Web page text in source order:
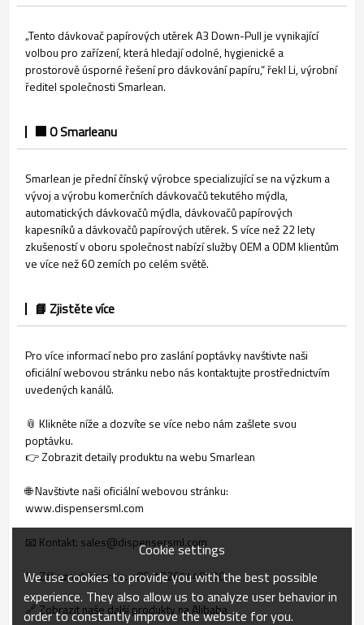
„Tento dávkovač papírových utěrek A3 Down-Pull je vynikající
volbou pro zařízení, která hledají odolné, hygienické a
prostorově úsporné řešení pro dávkování papíru,“ řekl Li, výrobní
ředitel společnosti Smarlean.
🏢 O Smarleanu
Smarlean je přední čínský výrobce specializující se na výzkum a
vývoj a výrobu komerčních dávkovačů tekutého mýdla,
automatických dávkovačů mýdla, dávkovačů papírových
kapesníků a dávkovačů papírových utěrek. S více než 22 lety
zkušeností v oboru společnost nabízí služby OEM a ODM klientům
ve více než 60 zemích po celém světě.
📘 Zjistěte více
Pro více informací nebo pro zaslání poptávky navštivte naši
oficiální webovou stránku nebo nás kontaktujte prostřednictvím
uvedených kanálů.
📎 Klikněte níže a dozvíte se více nebo nám zašlete svou
poptávku.
👉 Zobrazit detaily produktu na webu Smarlean
🌐 Navštivte naši oficiální webovou stránku:
www.dispensersml.com
📧 Kontakt: sales@dispensersml.com
📞 Zákaznický servis: +86‑13265448190
🔗 Zobrazit naše další produkty na Alibaba
Cookie settings
We use cookies to provide you with the best possible
experience. They also allow us to analyze user behavior in
order to constantly improve the website for you.